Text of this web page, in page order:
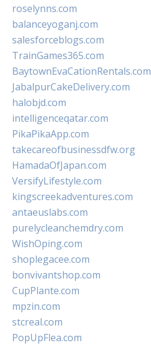
roselynns.com
balanceyoganj.com
salesforceblogs.com
TrainGames365.com
BaytownEvaCationRentals.com
JabalpurCakeDelivery.com
halobjd.com
intelligenceqatar.com
PikaPikaApp.com
takecareofbusinessdfw.org
HamadaOfJapan.com
VersifyLifestyle.com
kingscreekadventures.com
antaeuslabs.com
purelycleanchemdry.com
WishOping.com
shoplegacee.com
bonvivantshop.com
CupPlante.com
mpzin.com
stcreal.com
PopUpFlea.com